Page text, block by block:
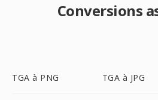
Conversions
TGA à PNG TGA à JPG